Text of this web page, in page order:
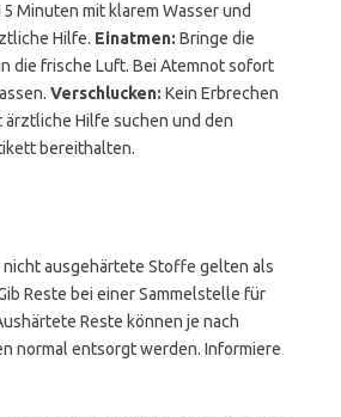
Minuten mit klarem Wasser und
Hilfe. Einatmen: Bringe die
die frische Luft. Bei Atemnot sofort
Verschlucken: Kein Erbrechen
Hilfe suchen und den
bereithalten.
ausgehärtete Stoffe gelten als
Reste bei einer Sammelstelle für
Reste können je nach
normal entsorgt werden. Informiere